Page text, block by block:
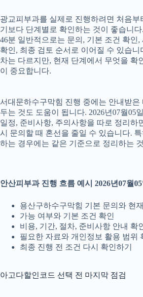
광교피부과를 실제로 진행하려면 처음
기보다 단계별로 확인하는 것이 좋습니다.
46분 일반적으로는 문의, 기본 조건 확인,
확인, 최종 검토 순서로 이어질 수 있습니
차는 다르지만, 현재 단계에서 무엇을 확
이 중요합니다.
서대문하수구막힘 진행 중에는 안내받은
두는 것도 도움이 됩니다. 2026년07월05
일정, 준비사항, 주의사항을 따로 정리하
시 문의할 때 혼선을 줄일 수 있습니다.
하는 경우에는 같은 기준으로 정리하는
안산피부과 진행 흐름 예시 2026년07월
용산구하수구막힘 기본 문의와 현
가능 여부와 기본 조건 확인
비용, 기간, 절차, 준비사항 안내 확
필요한 자료와 개인정보 활용 범위
최종 진행 전 조건 다시 확인하기
아고다할인코드 선택 전 마지막 점검